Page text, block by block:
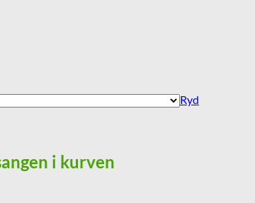
Ryd
i kurven